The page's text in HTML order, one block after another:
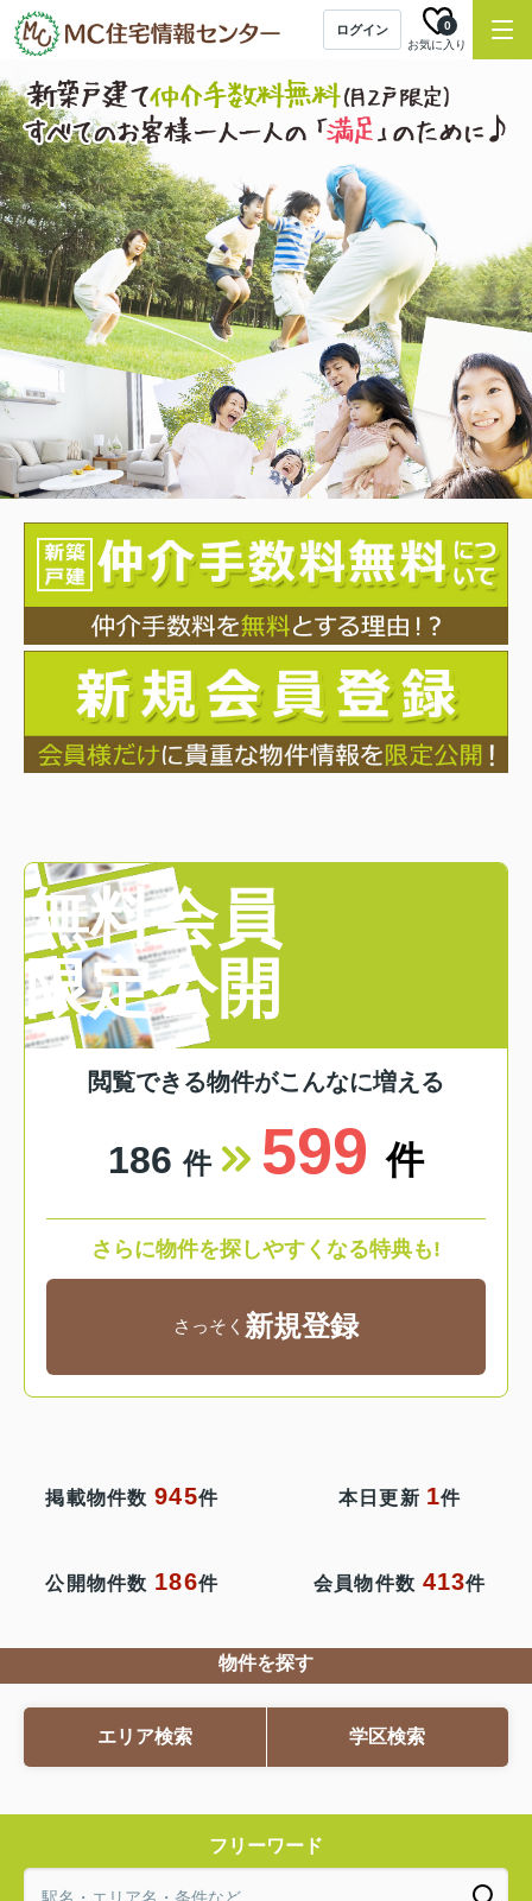
ログイン
お気に入り
0
無料会員
限定公開
閲覧できる物件がこんなに増える
186件 599件
さらに物件を探しやすくなる特典も!
さっそく 新規登録
掲載物件数945件 本日更新 1件
公開物件数 186件 会員物件数 413件
物件を探す
エリア検索 学区検索
フリーワード